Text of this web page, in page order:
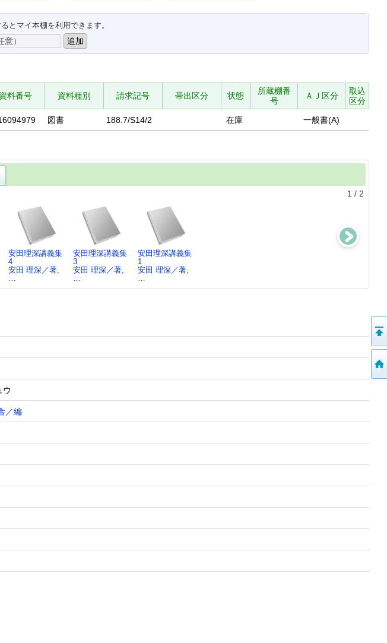
とマイ本棚を利用できます。
資料番号 資料種別 請求記号 帯出区分 状態
所蔵棚番
号
ＡＪ区分
取込
区分
図書 188.7/S14/2 在庫 一般書(A)
1 / 2
安田理深講義集
4
安田 理深／著,
…
安田理深講義集
3
安田 理深／著,
…
安田理深講義集
1
安田 理深／著,
…
ウ
／編